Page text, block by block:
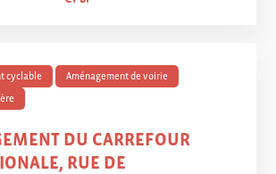
cyclable Aménagement de voirie
DU CARREFOUR
RUE DE